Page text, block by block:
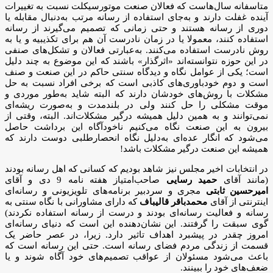
متاسفانه سال‌هاست که فعالان صنعت موتورسیکلت نسبت به تغییرات
آینده غفلت دارند و به‌جای استفاده از رسانه مرتب به‌دنبال مقابله یا
دوری از رسانه هستند و حتی زمانی که تصمیم می‌گیرند از رسانه
استفاده کنند، معمولا یا در زمان نادرست آن هم برای تکذیبیه و یا به
روش نادرست استفاده می‌کنند. به‌عبارتی فعالان و تشکل‌های صنفی
در این حوزه نتوانسته‌اند «اثرگذار» باشند که این موضوع به چند دلیل
است؛ یکی از عوامل نگاه و دیدگاه سنتی حاکم در این صنعت و صنف
است و دوم خودباوری‌های کاذبی است که برخی افراد نسبت به حل
مشکلات با روش‌های خودشان دارند که البته شاید به‌طور موردی و
موقت مشکلی را حل کنند ولی در بلندمدت و به‌صورت ریشه‌ای
نمی‌توانند و به همین دلیل همیشه درگیر مشکلات‌اند. البته، وقتی از
بیرون به این صنعت نگاه می‌کنیم ناخودآگاه این برداشت حاصل
می‌شود که انگار عده‌ای به‌دلیل نگاه انحصارطلبی دوست دارند که
همیشه این صنعت درگیر مشکلات باشد!
در انتخابات اخیر مجلس نیز شاهد بودیم که کسانی که اهل رسانه بودند
(مانند آقای حمید رسایی صاحب‌امتیاز هفته نامه 9 دی و آقای
امیرحسین ثابتی مجری و سردبیر برنامه‌های تلویزیونی و رسانه‌ای
اینترنتی از آقای محمدباقر قالیباف که دارای مشاورانی با نگاه سنتی به
رسانه و فعالیت رسانه‌ای بودند و درست از رسانه استفاده نکردند)
گوی سبقت را گرفتند. این نشان‌دهنده این است که دنیای رسانه‌ای
امروز چقدر در پیشبرد اهداف تاثیر دارد. زیرا، در عصر حاضر یک
قسمت از زندگی مردم فضای رسانه است. حتی این رسانه است که
باعث می‌شود مسئولان از عواقب تصمیم‌های خود آگاه شوند و یا
ضعف‌های خود را ببینند.